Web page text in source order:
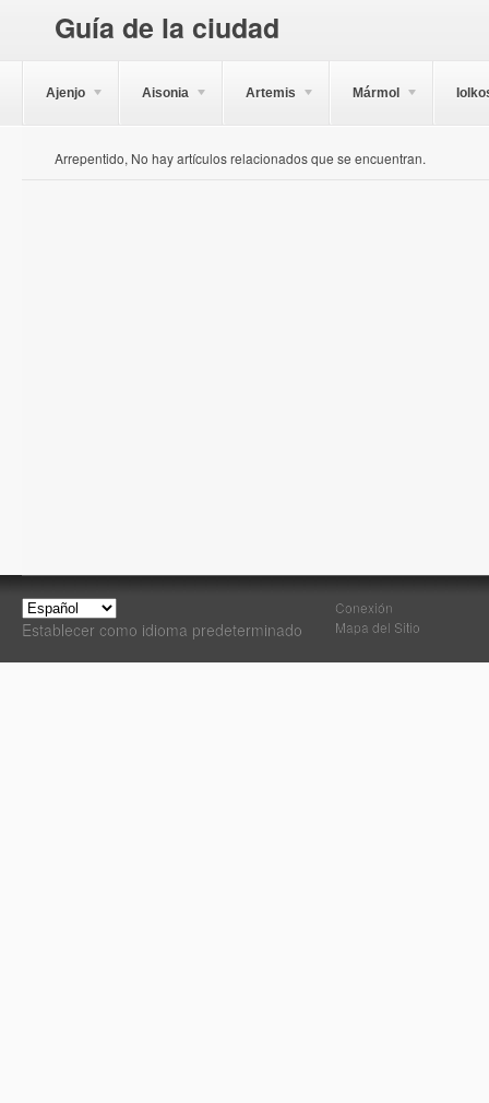
Guía de la ciudad
Ajenjo Aisonia Artemis Mármol
Arrepentido, No hay artículos relacionados que se encuentran.
Establecer como idioma predeterminado
Conexión
Mapa del Sitio